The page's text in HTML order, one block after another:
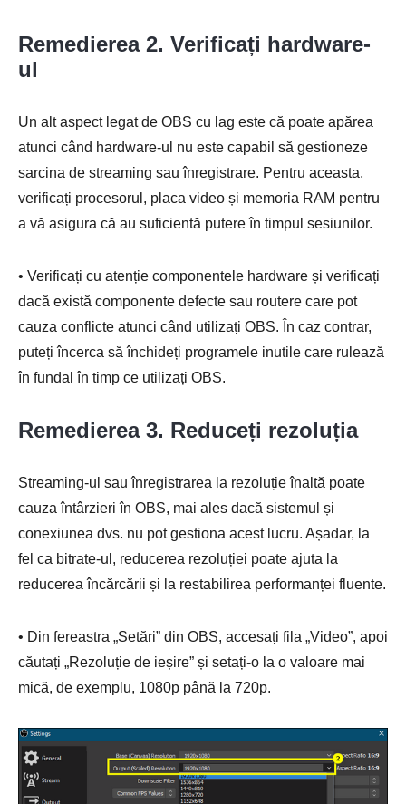
Remedierea 2. Verificați hardware-
ul
Un alt aspect legat de OBS cu lag este că poate apărea
atunci când hardware-ul nu este capabil să gestioneze
sarcina de streaming sau înregistrare. Pentru aceasta,
verificați procesorul, placa video și memoria RAM pentru
a vă asigura că au suficientă putere în timpul sesiunilor.
• Verificați cu atenție componentele hardware și verificați
dacă există componente defecte sau routere care pot
cauza conflicte atunci când utilizați OBS. În caz contrar,
puteți încerca să închideți programele inutile care rulează
în fundal în timp ce utilizați OBS.
Remedierea 3. Reduceți rezoluția
Streaming-ul sau înregistrarea la rezoluție înaltă poate
cauza întârzieri în OBS, mai ales dacă sistemul și
conexiunea dvs. nu pot gestiona acest lucru. Așadar, la
fel ca bitrate-ul, reducerea rezoluției poate ajuta la
reducerea încărcării și la restabilirea performanței fluente.
• Din fereastra „Setări” din OBS, accesați fila „Video”, apoi
căutați „Rezoluție de ieșire” și setați-o la o valoare mai
mică, de exemplu, 1080p până la 720p.